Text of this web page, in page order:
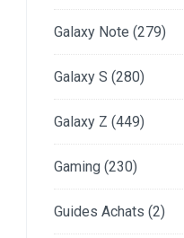
Galaxy Note (279)
Galaxy S (280)
Galaxy Z (449)
Gaming (230)
Guides Achats (2)